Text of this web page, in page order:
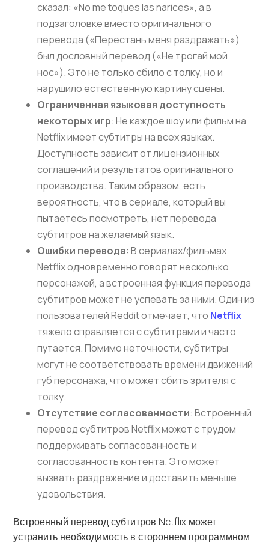
сказал: «No me toques las narices», а в
подзаголовке вместо оригинального
перевода («Перестань меня раздражать»)
был дословный перевод («Не трогай мой
нос»). Это не только сбило с толку, но и
нарушило естественную картину сцены.
Ограниченная языковая доступность
некоторых игр: Не каждое шоу или фильм на
Netflix имеет субтитры на всех языках.
Доступность зависит от лицензионных
соглашений и результатов оригинального
производства. Таким образом, есть
вероятность, что в сериале, который вы
пытаетесь посмотреть, нет перевода
субтитров на желаемый язык.
Ошибки перевода: В сериалах/фильмах
Netflix одновременно говорят несколько
персонажей, а встроенная функция перевода
субтитров может не успевать за ними. Один из
пользователей Reddit отмечает, что Netflix
тяжело справляется с субтитрами и часто
путается. Помимо неточности, субтитры
могут не соответствовать времени движений
губ персонажа, что может сбить зрителя с
толку.
Отсутствие согласованности: Встроенный
перевод субтитров Netflix может с трудом
поддерживать согласованность и
согласованность контента. Это может
вызвать раздражение и доставить меньше
удовольствия.
Встроенный перевод субтитров Netflix может
устранить необходимость в стороннем программном